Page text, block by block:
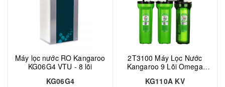
Máy lọc nước RO Kangaroo
KG06G4 VTU - 8 lõi
KG06G4
2T3100 Máy Lọc Nước
Kangaroo 9 Lõi Omega
KG110A KV